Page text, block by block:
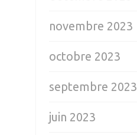
novembre 2023
octobre 2023
septembre 2023
juin 2023